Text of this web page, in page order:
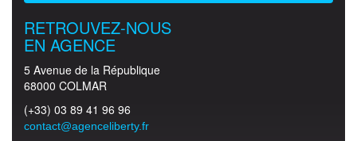
RETROUVEZ-NOUS
EN AGENCE
5 Avenue de la République
68000 COLMAR
(+33) 03 89 41 96 96
contact@agenceliberty.fr